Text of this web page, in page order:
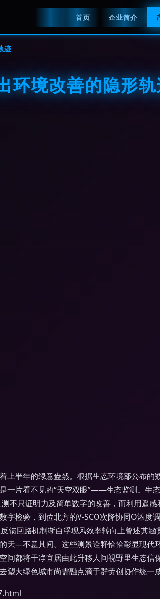
首页 企业简介
迹
环境改善的隐形
半年的绿意盎然。根据生态环境部公布
一片看不见的“天空双眼”——生态监测。生
不只证明力及简单数字的改善，而利用遥
检验，到位北方的V-SCO次降协同O浓度
馈回路机制渐自浮现风效率转向上曾述其
天—不意其间。这些测景诠释恰恰彰显现代
都将干净宜居由此升移人间视野里生态
大绿色城市尚需融点滴于群劳创协作统一成